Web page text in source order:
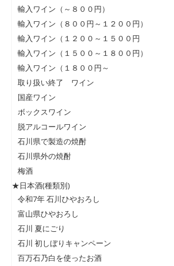
輸入ワイン（～８００円）
輸入ワイン（８００円～１２００円）
輸入ワイン（１２００～１５００円
輸入ワイン（１５００～１８００円）
輸入ワイン（１８００円～
取り扱い終了 ワイン
国産ワイン
ボックスワイン
脱アルコールワイン
石川県で製造の焼酎
石川県外の焼酎
梅酒
★日本酒(種類別)
令和7年 石川ひやおろし
富山県ひやおろし
石川 夏にごり
石川 初しぼりキャンペーン
百万石乃白を使ったお酒